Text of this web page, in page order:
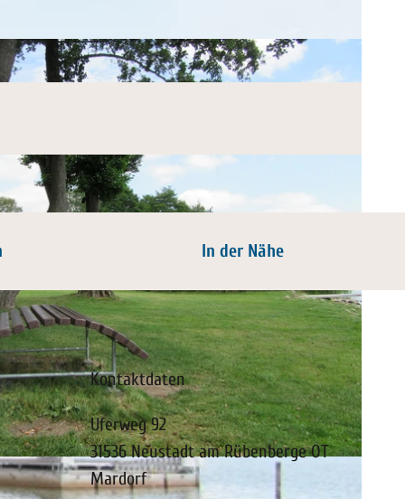
In der Nähe
Kontaktdaten
Uferweg 92
31536Neustadt am Rübenberge OT
Mardorf